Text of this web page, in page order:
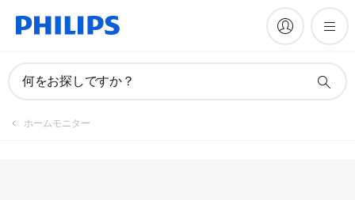
何をお探しですか？
ホームモニター
マニュアルとドキュメント